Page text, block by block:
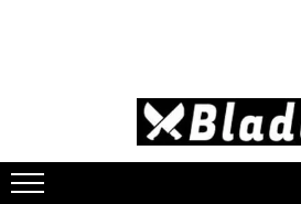
Cutite Bucatarie
Cutite Japoneze
Satare Camping
Seturi Unelte Cioplit
Lemn